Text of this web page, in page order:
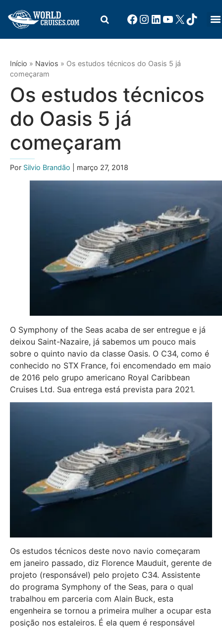
Início » Navios » Os estudos técnicos do Oasis 5 já
começaram
Os estudos técnicos
do Oasis 5 já
começaram
Por Silvio Brandão | março 27, 2018
O Symphony of the Seas acaba de ser entregue e já
deixou Saint-Nazaire, já sabemos um pouco mais
sobre o quinto navio da classe Oasis. O C34, como é
conhecido no STX France, foi encomendado em maio
de 2016 pelo grupo americano Royal Caribbean
Cruises Ltd. Sua entrega está prevista para 2021.
Os estudos técnicos deste novo navio começaram
em janeiro passado, diz Florence Mauduit, gerente de
projeto (responsável) pelo projeto C34. Assistente
do programa Symphony of the Seas, para o qual
trabalhou em parceria com Alain Buck, esta
engenheira se tornou a primeira mulher a ocupar esta
posição nos estaleiros. É ela quem é responsável